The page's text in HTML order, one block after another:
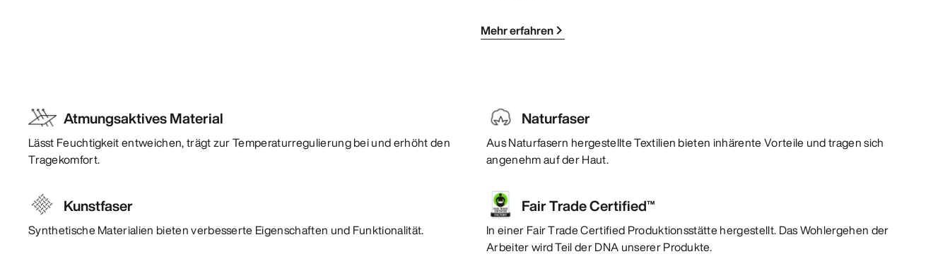
Mehr erfahren
Atmungsaktives Material
Lässt Feuchtigkeit entweichen, trägt zur Temperaturregulierung bei und erhöht den
Tragekomfort.
Naturfaser
Aus Naturfasern hergestellte Textilien bieten inhärente Vorteile und tragen sich
angenehm auf der Haut.
Kunstfaser
Synthetische Materialien bieten verbesserte Eigenschaften und Funktionalität.
Fair Trade Certified™
In einer Fair Trade Certified Produktionsstätte hergestellt. Das Wohlergehen der
Arbeiter wird Teil der DNA unserer Produkte.